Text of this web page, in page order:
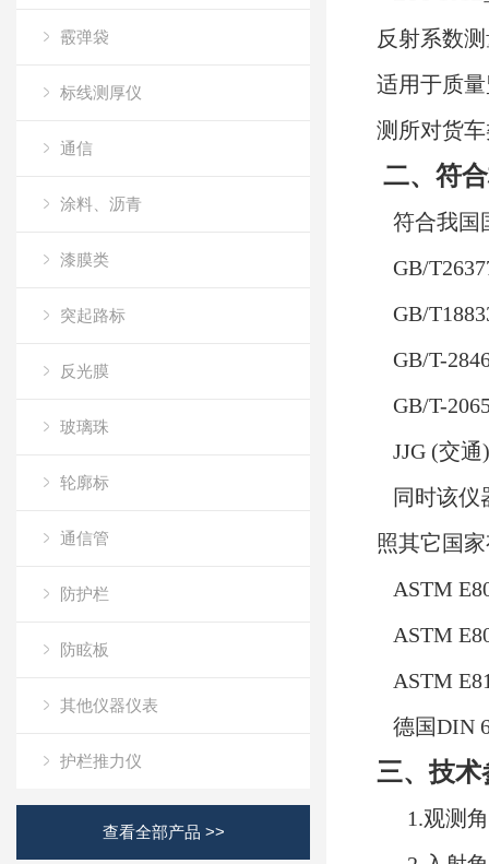
霰弹袋
标线测厚仪
通信
涂料、沥青
漆膜类
突起路标
反光膜
玻璃珠
轮廓标
通信管
防护栏
防眩板
其他仪器仪表
护栏推力仪
查看全部产品 >>
反射系数
适用于质
测所对货
二、符
符合我国
GB/
GB/
GB/T-
GB/T-
JJG (交
同时该仪
照其它国
ASTM
ASTM
ASTM
德国DIN
三、技术
1.观测